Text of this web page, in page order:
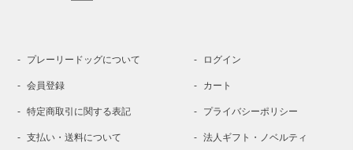
プレーリードッグについて ログイン
会員登録 カート
特定商取引に関する表記 プライバシーポリシー
支払い・送料について 法人ギフト・ノベルティ